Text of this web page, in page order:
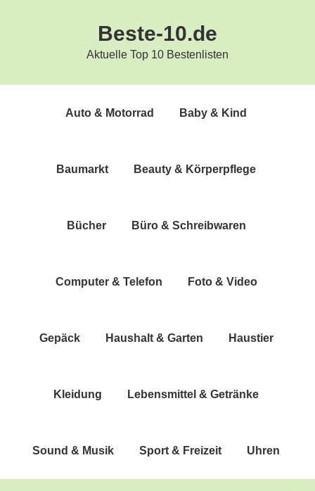
Beste-10.de
Aktuelle Top 10 Bestenlisten
Auto & Motorrad Baby & Kind
Bau­markt Beau­ty & Körperpflege
Bücher Büro & Schreibwaren
Com­pu­ter & Telefon Foto & Video
Gepäck Haus­halt & Garten Haus­tier
Klei­dung Lebens­mit­tel & Getränke
Sound & Musik Sport & Freizeit Uhren